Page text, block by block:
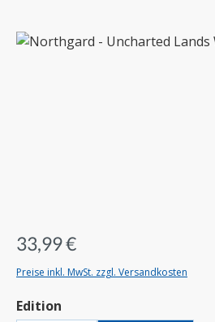
Bildergalerie überspringen
33,99 €
Preise inkl. MwSt. zzgl. Versandkosten
Edition